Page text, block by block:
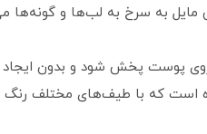
مایل به سرخ به لب‌ها و گونه‌ها
پوست پخش شود و بدون
است که با طیف‌های مختلف